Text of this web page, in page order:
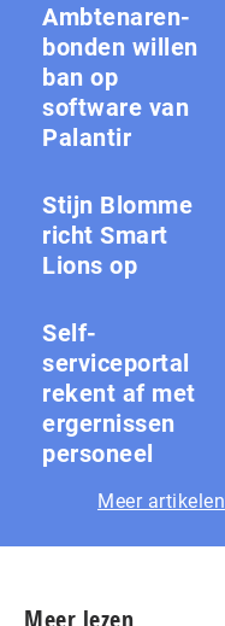
Amb­te­na­ren­
bon­den willen
ban op
software van
Palantir
Stijn Blomme
richt Smart
Lions op
Self-
serviceportal
rekent af met
ergernissen
personeel
Meer artikelen
Meer lezen